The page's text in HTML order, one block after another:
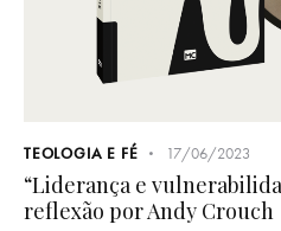
TEOLOGIA E FÉ 17/06/2023
“Liderança e
reflexão por Andy Crouch